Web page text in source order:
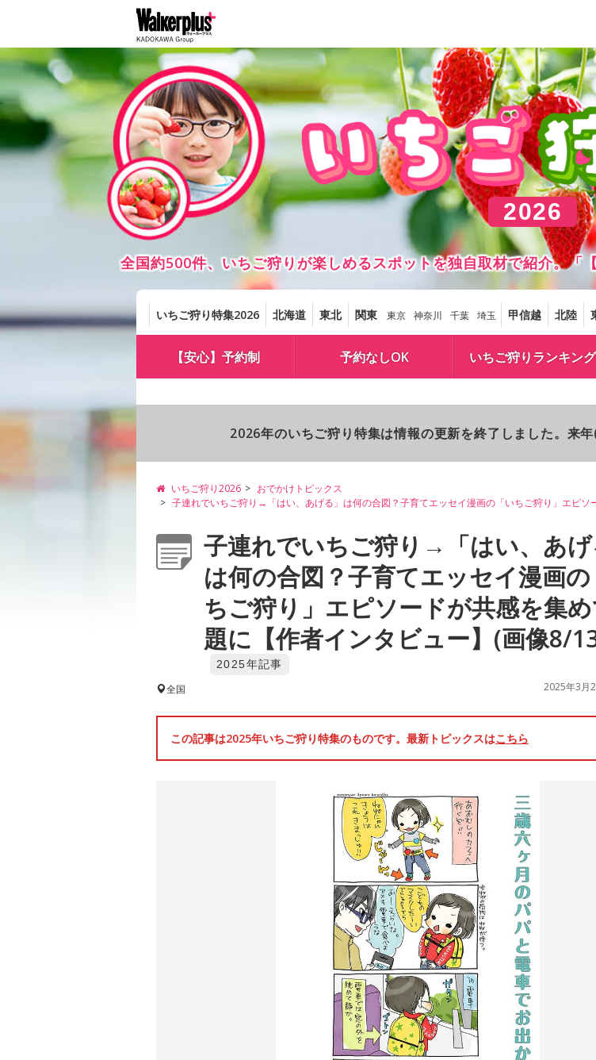
2026
全国約500件、いちご狩りが楽しめるスポットを独自取材で紹介。「
いちご狩り特集2026 北海道 東北 関東 東京 神奈川 千葉 埼玉 甲信越 北陸
【安心】予約制 予約なしOK いちご狩りランキング
2026年のいちご狩り特集は情報の更新を終了しました。来
いちご狩り2026
おでかけトピックス
子連れでいちご狩り→「はい、あげる」は何の合図？子育てエッセイ漫画の「いちご狩り」エピソ
子連れでいちご狩り→「はい、あげ
は何の合図？子育てエッセイ漫画
ちご狩り」エピソードが共感を集
題に【作者インタビュー】(画像8/
2025年記事
全国 2025年3月
この記事は2025年いちご狩り特集のものです。最新トピックスはこちら